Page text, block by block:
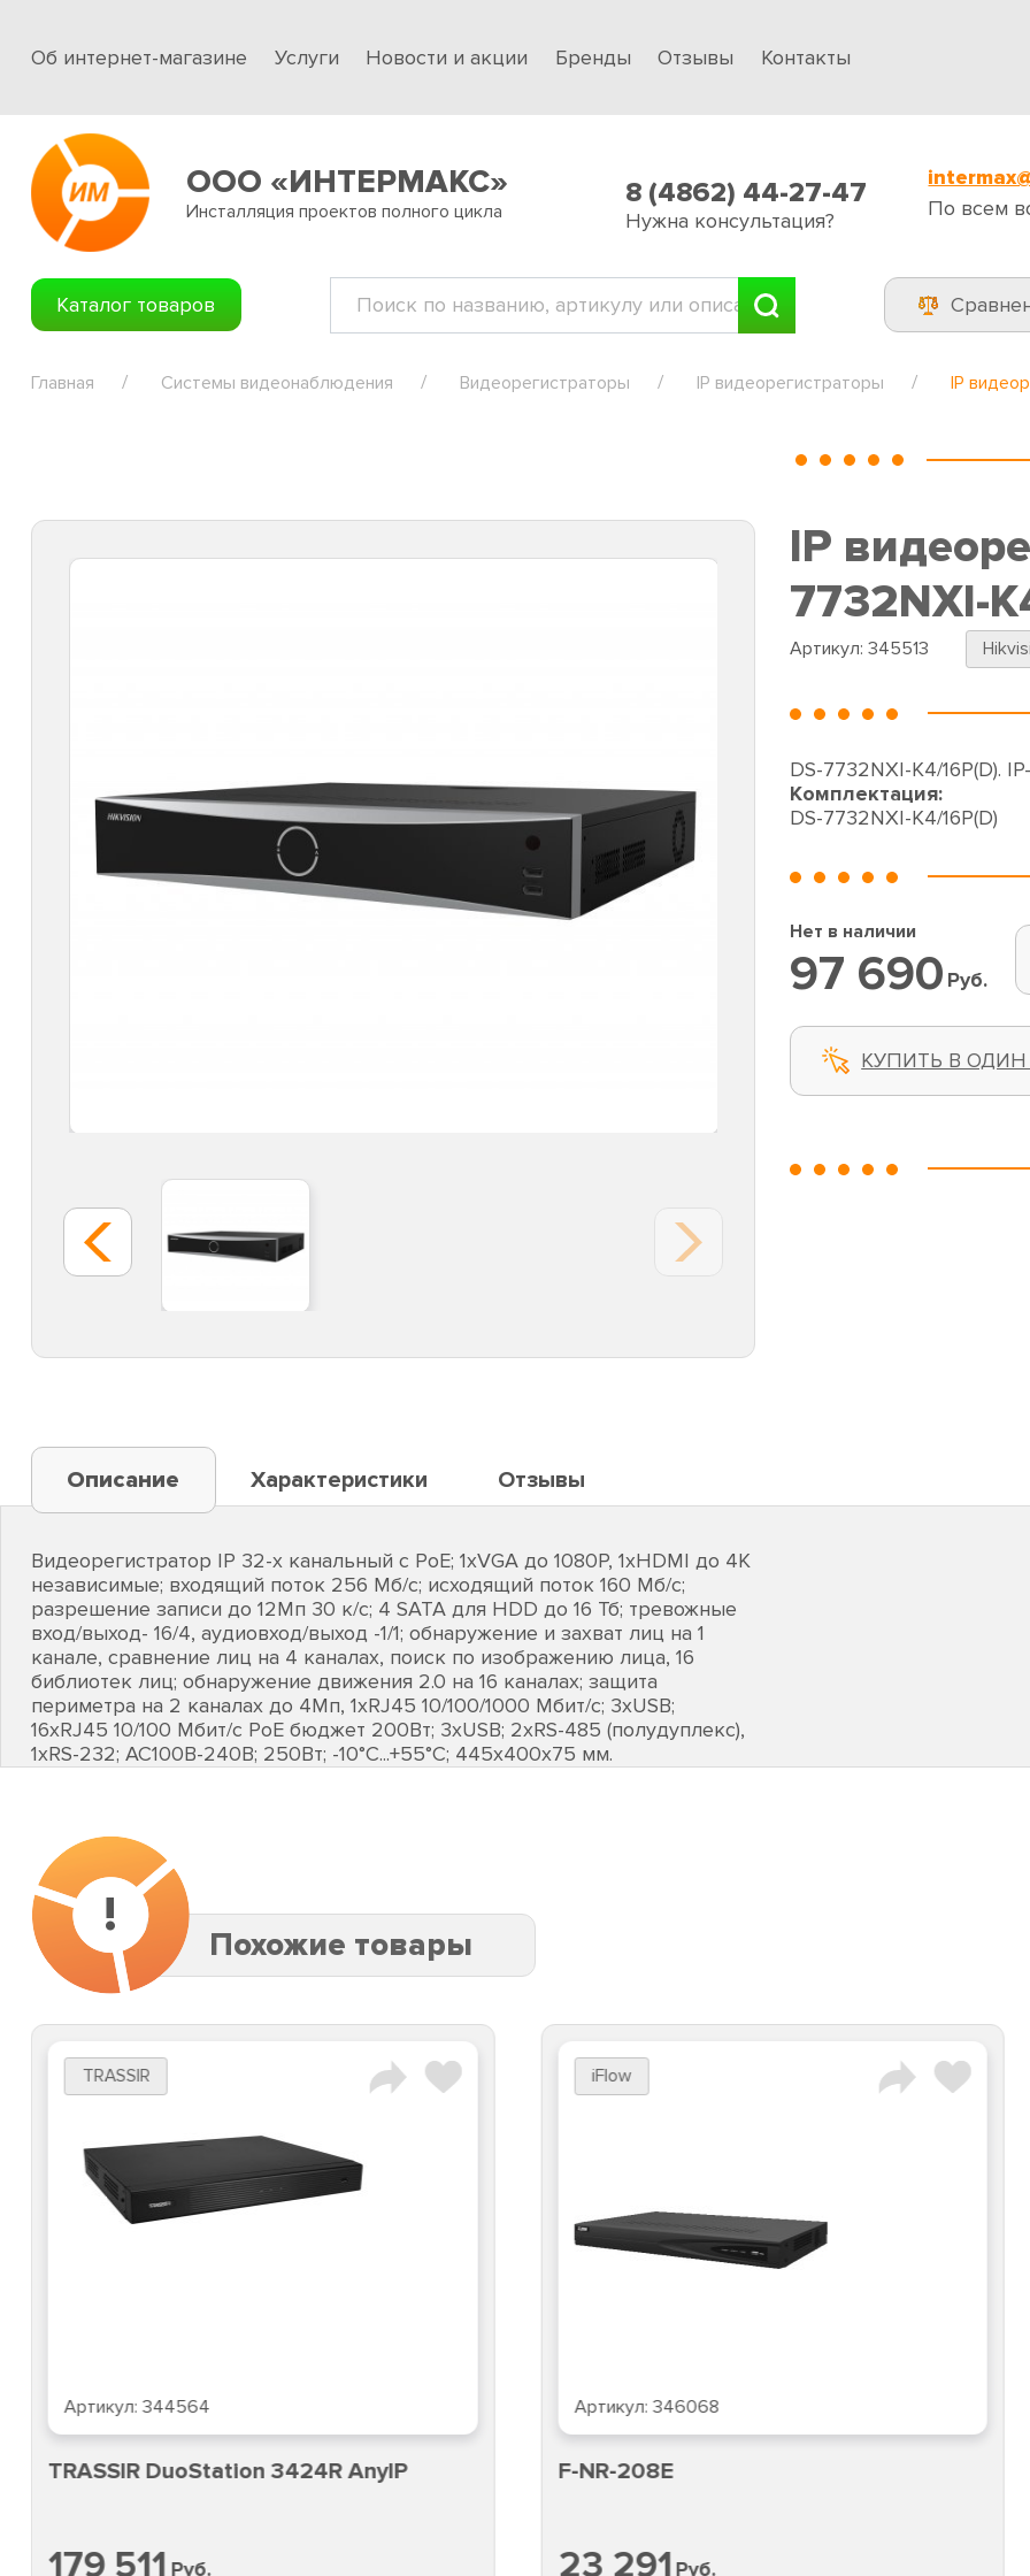
Об интернет-магазине Услуги Новости и акции Бренды Отзывы Контакты
ООО «ИНТЕРМАКС»
Инсталляция проектов полного цикла
8 (4862) 44-27-47
Нужна консультация?
По всем
Каталог товаров
Главная Системы видеонаблюдения Видеорегистраторы IP видеорегистраторы IP
IP
7732NXI-
Артикул: 345513
DS-7732NXI-K4/16P(D).
Комплектация:
DS-7732NXI-K4/16P(D)
Нет в наличии
97 690 Руб.
КУПИТЬ В
Описание Характеристики Отзывы
Видеорегистратор IP 32-х канальный с PоE; 1хVGA до 1080Р, 1хHDMI до 4К
независимые; входящий поток 256 Мб/с; исходящий поток 160 Мб/с;
разрешение записи до 12Мп 30 к/с; 4 SATA для HDD до 16 Тб; тревожные
вход/выход- 16/4, аудиовход/выход -1/1; обнаружение и захват лиц на 1
канале, сравнение лиц на 4 каналах, поиск по изображению лица, 16
библиотек лиц; обнаружение движения 2.0 на 16 каналах; защита
периметра на 2 каналах до 4Мп, 1хRJ45 10/100/1000 Мбит/с; 3хUSB;
16хRJ45 10/100 Мбит/с PоE бюджет 200Вт; 3хUSB; 2хRS-485 (полудуплекс),
1хRS-232; AC100В-240В; 250Вт; -10°C...+55°C; 445х400х75 мм.
!
Похожие товары
TRASSIR
Артикул:344564
TRASSIR DuoStation 3424R AnyIP
179 511 Руб.
iFlow
Артикул:346068
F-NR-208E
23 291Руб.